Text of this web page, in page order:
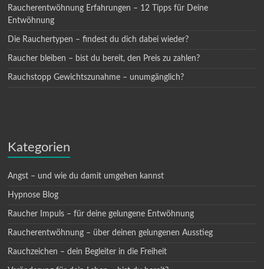
Raucherentwöhnung Erfahrungen – 12 Tipps für Deine
Entwöhnung
Die Rauchertypen – findest du dich dabei wieder?
Raucher bleiben – bist du bereit, den Preis zu zahlen?
Rauchstopp Gewichtszunahme – unumgänglich?
Kategorien
Angst – und wie du damit umgehen kannst
Hypnose Blog
Raucher Impuls – für deine gelungene Entwöhnung
Raucherentwöhnung – über deinen gelungenen Ausstieg
Rauchzeichen – dein Begleiter in die Freiheit